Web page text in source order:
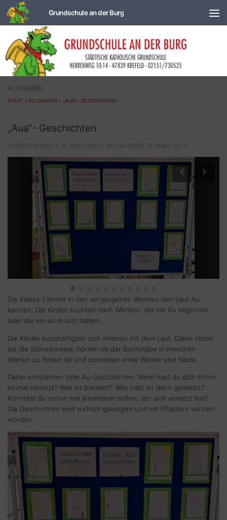
Zum Inhalt springen
ALLGEMEIN
START » ALLGEMEIN » „AUA“- GESCHICHTEN
„Aua“- Geschichten
VERÖFFENTLICHT 18. MÄRZ 2024 · AKTUALISIERT 17. MÄRZ 2024
Die Klasse 1 lernte in den vergangenen Wochen den Laut Au
kennen. Die Kinder suchten nach Wörtern, die mit Au beginnen
oder die ein au in sich haben.
Die Kinder beschäftigten sich intensiv mit dem Laut. Dabei übten
sie die Schreibweise, hörten ob der Buchstabe in manchen
Worten zu finden ist und schrieben erste Wörter und Sätze.
Dabei entstanden tolle Au-Geschichten. Wann hast du dich schon
einmal verletzt? Was ist passiert? Was habt ihr dann gemacht?
Konntest du schon mal jemandem helfen, der sich verletzt hat?
Die Geschichten sind wirklich gelungen und mit Pflastern verziert
worden.